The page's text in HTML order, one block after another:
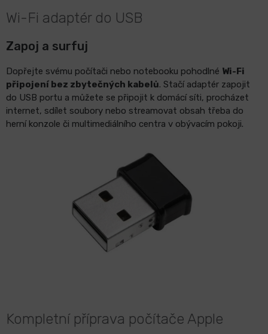
Wi-Fi adaptér do USB
Zapoj a surfuj
Dopřejte svému počítači nebo notebooku pohodlné Wi-Fi
připojení bez zbytečných kabelů. Stačí adaptér zapojit
do USB portu a můžete se připojit k domácí síti, procházet
internet, sdílet soubory nebo streamovat obsah třeba do
herní konzole či multimediálního centra v obývacím pokoji.
Kompletní příprava počítače Apple